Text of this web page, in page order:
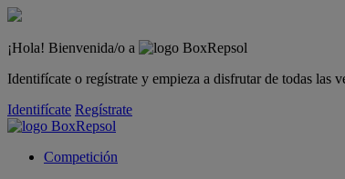
¡Hola! Bienvenida/o a
Identifícate o regístrate y empieza a disfrutar de todas las
Identifícate Regístrate
Competición